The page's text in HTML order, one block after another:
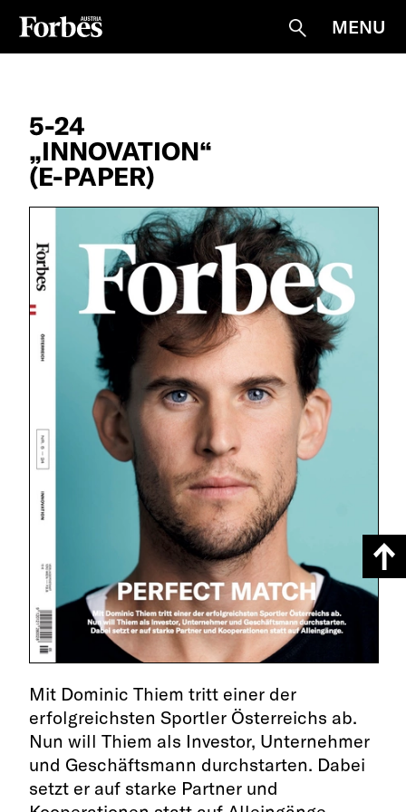
Suche
MENU
5-24
„INNOVATION“
(E-PAPER)
Mit Dominic Thiem tritt einer der
erfolgreichsten Sportler Österreichs ab.
Nun will Thiem als Investor, Unternehmer
und Geschäftsmann durchstarten. Dabei
setzt er auf starke Partner und